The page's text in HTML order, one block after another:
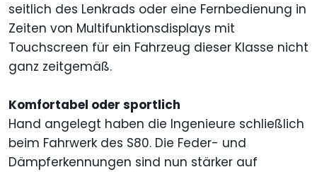
seitlich des Lenkrads oder eine Fernbedienung in
Zeiten von Multifunktionsdisplays mit
Touchscreen für ein Fahrzeug dieser Klasse nicht
ganz zeitgemäß.
Komfortabel oder sportlich
Hand angelegt haben die Ingenieure schließlich
beim Fahrwerk des S80. Die Feder- und
Dämpferkennungen sind nun stärker auf